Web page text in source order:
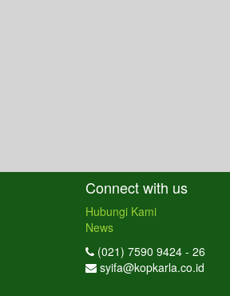
Connect with us
Hubungi Kami
News
(021) 7590 9424 - 26
syifa@kopkarla.co.id